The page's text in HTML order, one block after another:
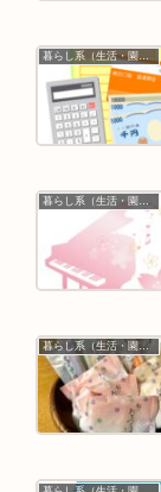
暮らし系（生活・園芸など）
暮らし系（生活・園芸など）
暮らし系（生活・園芸など）